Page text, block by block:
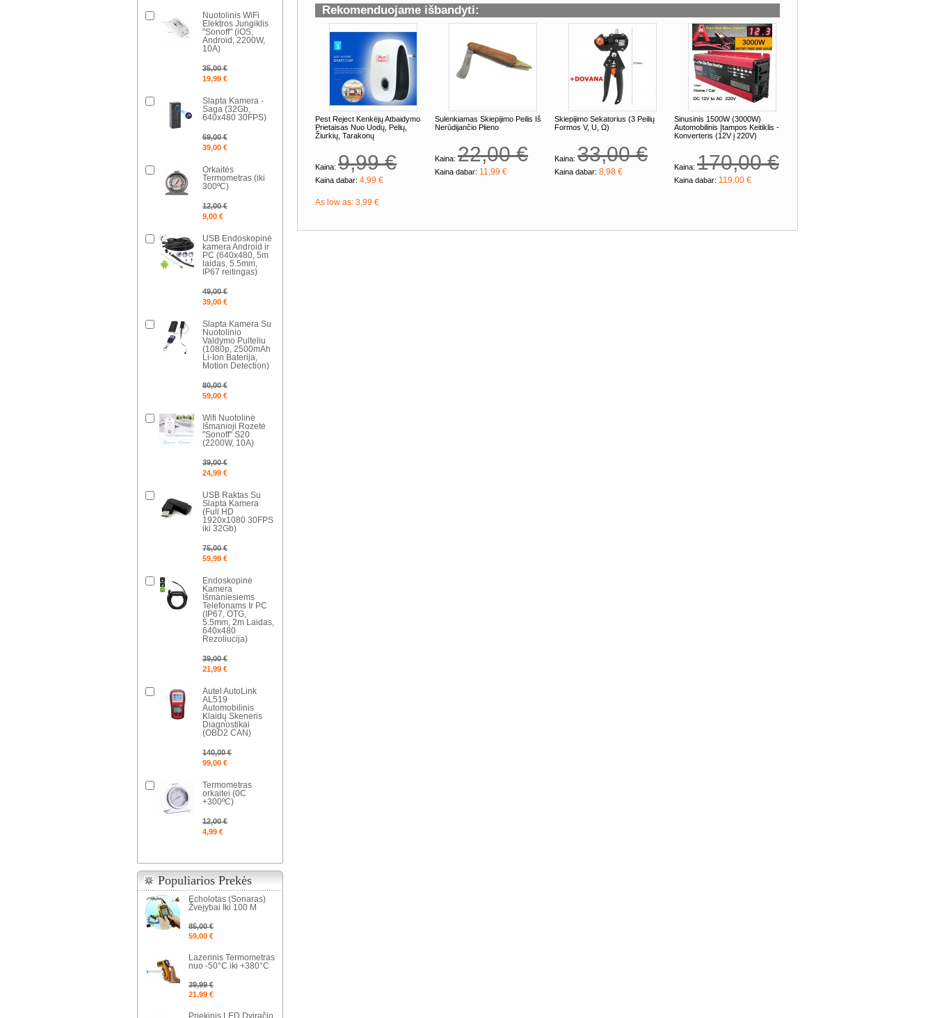
Rekomenduojame išbandyti:
Pest Reject Kenkėjų Atbaidymo
Prietaisas Nuo Uodų, Pelių,
Žiurkių, Tarakonų
Kaina: 9,99 €
Kaina dabar: 4,99 €
As low as: 3,99 €
Sulenkiamas Skiepijimo Peilis Iš
Nerūdijančio Plieno
Kaina: 22,00 €
Kaina dabar: 11,99 €
Skiepijimo Sekatorius (3 Peilių
Formos V, U, Ω)
Kaina: 33,00 €
Kaina dabar: 8,98 €
Sinusinis 1500W (3000W)
Automobilinis Įtampos Keitiklis -
Konverteris (12V į 220V)
Kaina: 170,00 €
Kaina dabar: 119,00 €
Nuotolinis WiFi
Elektros Jungiklis
"Sonoff" (iOS,
Android, 2200W,
10A)
35,00 €
19,99 €
Slapta Kamera -
Saga (32Gb,
640x480 30FPS)
69,00 €
39,00 €
Orkaitės
Termometras (iki
300ºC)
12,00 €
9,00 €
USB Endoskopinė
kamera Android ir
PC (640x480, 5m
laidas, 5.5mm,
IP67 reitingas)
49,00 €
39,00 €
Slapta Kamera Su
Nuotolinio
Valdymo Pulteliu
(1080p, 2500mAh
Li-Ion Baterija,
Motion Detection)
80,00 €
59,00 €
Wifi Nuotolinė
Išmanioji Rozetė
"Sonoff" S20
(2200W, 10A)
39,00 €
24,99 €
USB Raktas Su
Slapta Kamera
(Full HD
1920x1080 30FPS
iki 32Gb)
75,00 €
59,99 €
Endoskopinė
Kamera
Išmaniesiems
Telefonams Ir PC
(IP67, OTG,
5.5mm, 2m Laidas,
640x480
Rezoliucija)
39,00 €
21,99 €
Autel AutoLink
AL519
Automobilinis
Klaidų Skeneris
Diagnostikai
(OBD2 CAN)
140,00 €
99,00 €
Termometras
orkaitei (0C
+300ºC)
12,00 €
4,99 €
Populiarios Prekės
Echolotas (Sonaras)
Žvejybai Iki 100 M
85,00 €
59,00 €
Lazerinis Termometras
nuo -50°C iki +380°C
39,99 €
21,99 €
Priekinis LED Dviračio